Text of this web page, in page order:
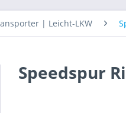
| Leicht-LKW
Speedspur